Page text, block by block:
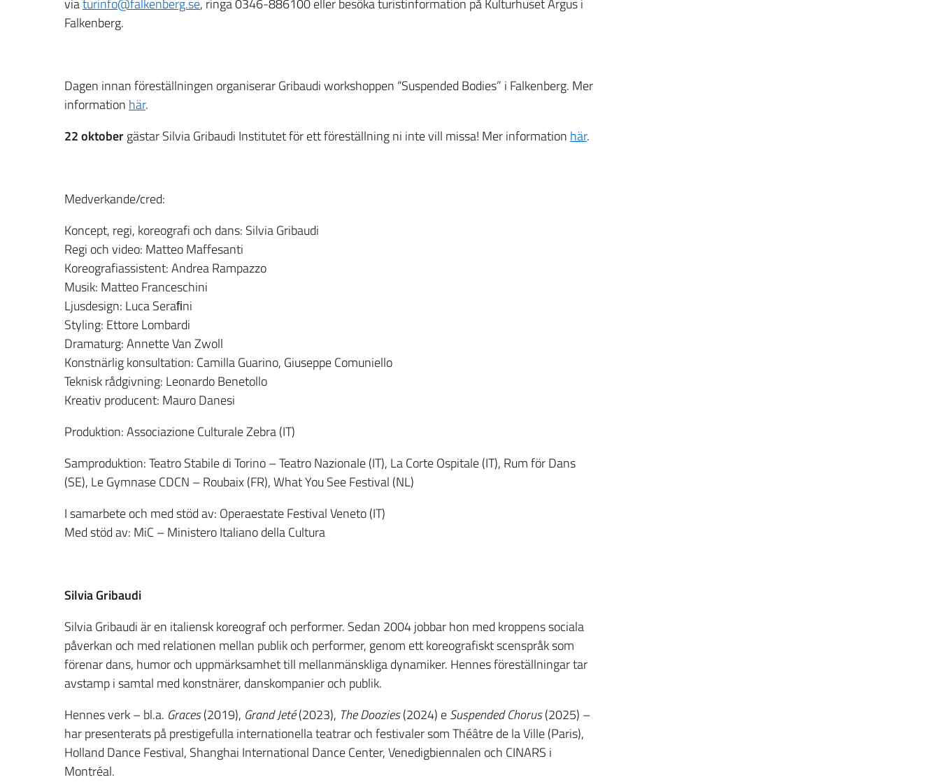
viaturinfo@falkenberg.se, ringa 0346-886100 eller besöka turistinformation på Kulturhuset Argus i
Falkenberg.
Dagen innan föreställningen organiserar Gribaudi workshoppen “Suspended Bodies” i Falkenberg. Mer
information här.
22 oktobergästar Silvia Gribaudi Institutet för ett föreställning ni inte vill missa! Mer information här.
Medverkande/cred:
Koncept, regi, koreografi och dans: Silvia Gribaudi
Regi och video: Matteo Maffesanti
Koreografiassistent: Andrea Rampazzo
Musik: Matteo Franceschini
Ljusdesign: Luca Seraﬁni
Styling: Ettore Lombardi
Dramaturg: Annette Van Zwoll
Konstnärlig konsultation: Camilla Guarino, Giuseppe Comuniello
Teknisk rådgivning: Leonardo Benetollo
Kreativ producent: Mauro Danesi
Produktion: Associazione Culturale Zebra (IT)
Samproduktion: Teatro Stabile di Torino – Teatro Nazionale (IT), La Corte Ospitale (IT), Rum för Dans
(SE), Le Gymnase CDCN – Roubaix (FR), What You See Festival (NL)
I samarbete och med stöd av: Operaestate Festival Veneto (IT)
Med stöd av: MiC – Ministero Italiano della Cultura
Silvia Gribaudi
Silvia Gribaudi är en italiensk koreograf och performer. Sedan 2004 jobbar hon med kroppens sociala
påverkan och med relationen mellan publik och performer, genom ett koreografiskt scenspråk som
förenar dans, humor och uppmärksamhet till mellanmänskliga dynamiker. Hennes föreställningar tar
avstamp i samtal med konstnärer, danskompanier och publik.
Hennes verk – bl.a. Graces(2019), Grand Jeté(2023), The Doozies(2024) eSuspended Chorus(2025) –
har presenterats på prestigefulla internationella teatrar och festivaler som Théâtre de la Ville (Paris),
Holland Dance Festival, Shanghai International Dance Center, Venedigbiennalen och CINARS i
Montréal.